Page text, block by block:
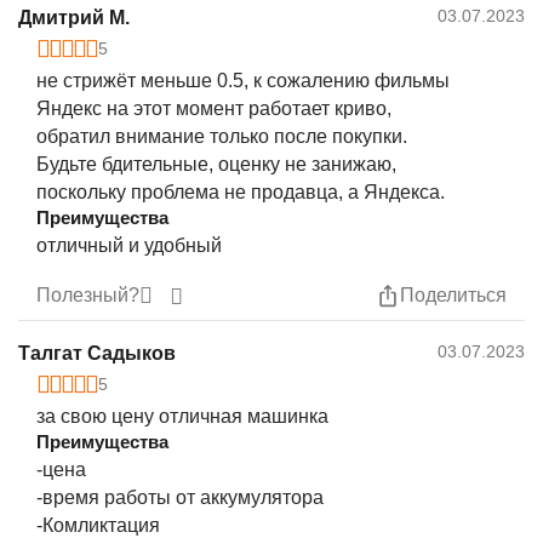
Дмитрий М.
03.07.2023
5
не стрижёт меньше 0.5, к сожалению фильмы
Яндекс на этот момент работает криво,
обратил внимание только после покупки.
Будьте бдительные, оценку не занижаю,
поскольку проблема не продавца, а Яндекса.
Преимущества
отличный и удобный
Полезный? Поделиться
Талгат Садыков
03.07.2023
5
за свою цену отличная машинка
Преимущества
-цена
-время работы от аккумулятора
-Комликтация